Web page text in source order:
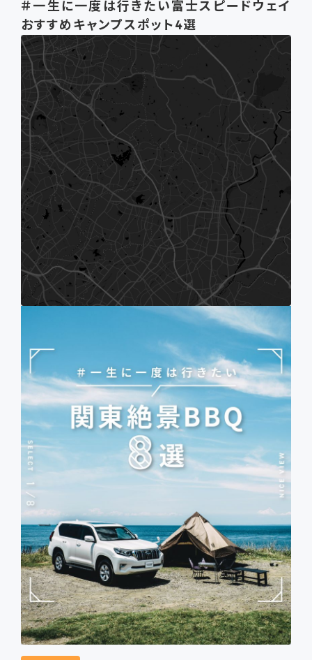
＃一生に一度は行きたい富士スピードウェイ
おすすめキャンプスポット4選